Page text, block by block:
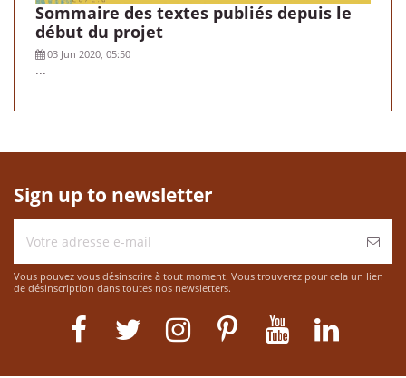
Sommaire des textes publiés depuis le
début du projet
03 Jun 2020, 05:50
...
Sign up to newsletter
Vous pouvez vous désinscrire à tout moment. Vous trouverez pour cela un lien
de désinscription dans toutes nos newsletters.